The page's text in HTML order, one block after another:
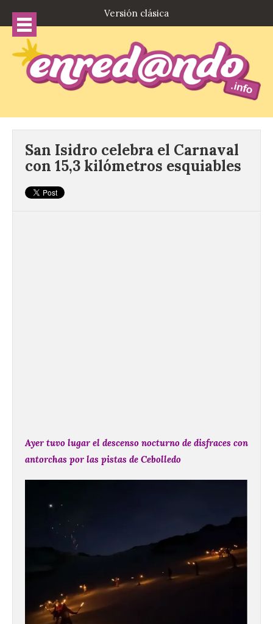
Versión clásica
San Isidro celebra el Carnaval
con 15,3 kilómetros esquiables
Ayer tuvo lugar el descenso nocturno de disfraces con
antorchas por las pistas de Cebolledo